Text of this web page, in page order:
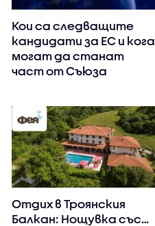
Кои са следващите
кандидати за ЕС и кога
могат да станат
част от Съюза
Отдих в Троянския
Балкан: Нощувка със